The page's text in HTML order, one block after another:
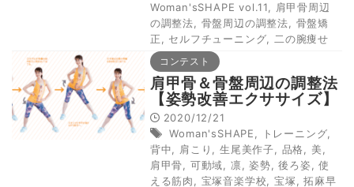
Woman'sSHAPE vol.11
肩甲骨周辺
の調整法
骨盤周辺の調整法
骨盤矯
正
セルフチューニング 二の腕痩せ
コンテスト
肩甲骨＆骨盤周辺の調整法
【姿勢改善エクササイズ】
2020/12/21
Woman'sSHAPE
トレーニング
背中
肩こり 生尾美作子 品格 美
肩甲骨
可動域 凛 ,姿勢 ,後ろ姿 ,使
える筋肉
宝塚音楽学校 宝塚 ,拓麻早